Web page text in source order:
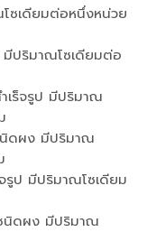
โซเดียมต่อหนึ่งหน่วย
มีปริมาณโซเดียมต่อ
เร็จรูป มีปริมาณ
นิดผง มีปริมาณ
รูป มีปริมาณโซเดียม
นิดผง มีปริมาณ